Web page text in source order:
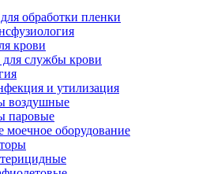
обработки пленки
крови
службы крови
и утилизация
воздушные
паровые
моечное оборудование